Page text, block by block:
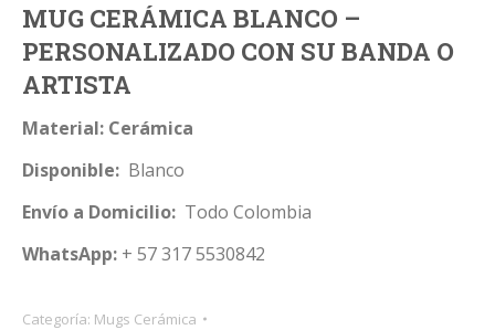
MUG CERÁMICA BLANCO –
PERSONALIZADO CON SU BANDA O
ARTISTA
Material: Cerámica
Disponible: Blanco
Envío a Domicilio: Todo Colombia
WhatsApp: + 57 317 5530842
Categoría: Mugs Cerámica